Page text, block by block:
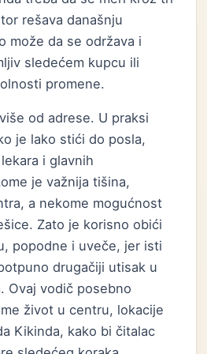
rešava današnju
može da se održava i
sledećem kupcu ili
promene.
od adrese. U praksi
je lako stići do posla,
i glavnih
je važnija tišina,
a nekome mogućnost
Zato je korisno obići
popodne i uveče, jer isti
drugačiji utisak u
Ovaj vodič posebno
život u centru, lokacije
Kikinda, kako bi čitalac